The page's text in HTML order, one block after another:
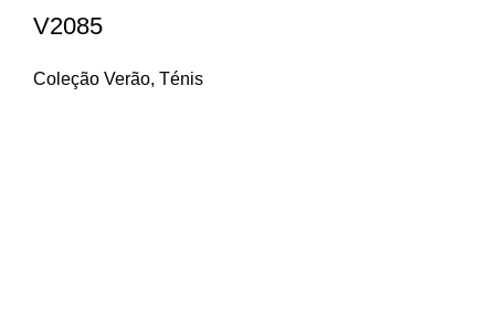
V2085
Coleção Verão, Ténis